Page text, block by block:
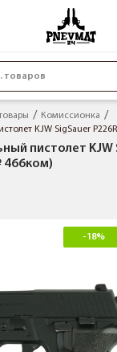
товаров
Комиссионка
KJW SigSauer
пистолет KJW
466ком)
-18%